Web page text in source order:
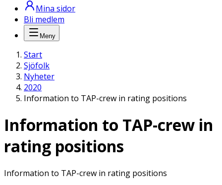
Mina sidor
Bli medlem
Meny
Start
Sjöfolk
Nyheter
2020
Information to TAP-crew in rating positions
Information to TAP-crew in
rating positions
Information to TAP-crew in rating positions